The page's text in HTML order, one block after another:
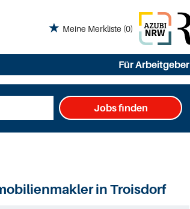
Meine Merkliste (0)
Für Arbeitgeber
Jobs finden
in Troisdorf